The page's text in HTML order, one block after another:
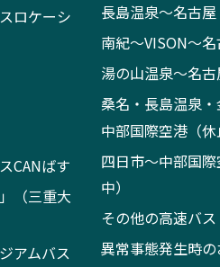
ロケーシ
CANばす
（三重大
アムバス
長島温泉～名古屋
南紀～VISON～
湯の山温泉～名古
桑名・長島温泉
中部国際空港（休
四日市～中部国
中）
その他の高速バス
異常事態発生時